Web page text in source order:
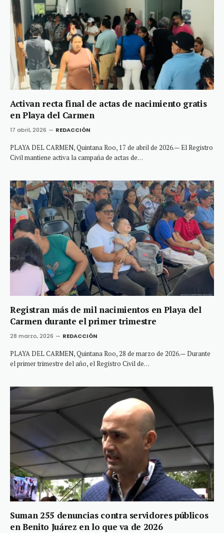
Activan recta final de actas de nacimiento gratis
en Playa del Carmen
17 abril, 2026 REDACCIÓN
PLAYA DEL CARMEN, Quintana Roo, 17 de abril de 2026.— El Registro
Civil mantiene activa la campaña de actas de…
Registran más de mil nacimientos en Playa del
Carmen durante el primer trimestre
28 marzo, 2026 REDACCIÓN
PLAYA DEL CARMEN, Quintana Roo, 28 de marzo de 2026.— Durante
el primer trimestre del año, el Registro Civil de…
Suman 255 denuncias contra servidores públicos
en Benito Juárez en lo que va de 2026